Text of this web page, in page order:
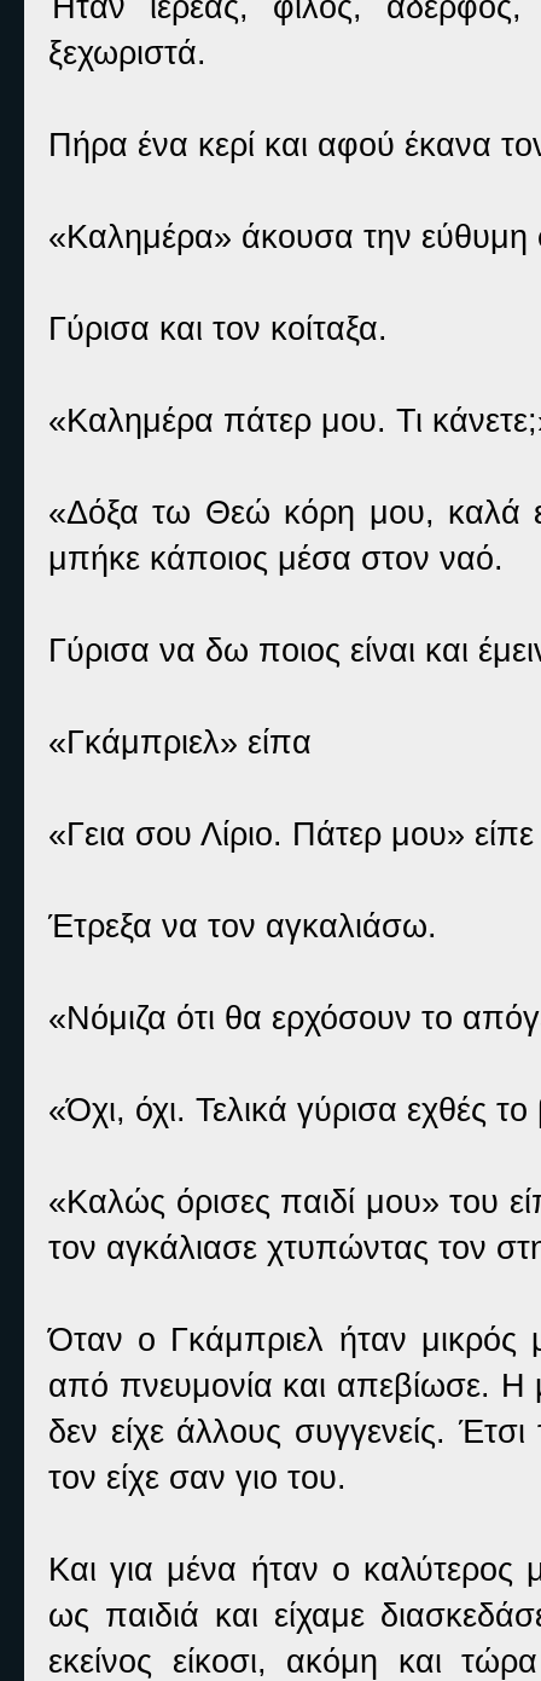
ξεχωριστά.
Πήρα ένα κερί και αφού έκανα
«Καλημέρα» άκουσα την
Γύρισα και τον κοίταξα.
«Καλημέρα πάτερ μου. Τι
«Δόξα τω Θεώ κόρη μου, καλά
μπήκε κάποιος μέσα στον ναό.
Γύρισα να δω ποιος είναι και
«Γκάμπριελ» είπα
«Γεια σου Λίριο. Πάτερ μου»
Έτρεξα να τον αγκαλιάσω.
«Νόμιζα ότι θα ερχόσουν το
«Όχι, όχι. Τελικά γύρισα εχθές
«Καλώς όρισες παιδί μου» του
τον αγκάλιασε χτυπώντας τον
Όταν ο Γκάμπριελ ήταν
από πνευμονία και απεβίωσε. Η
δεν είχε άλλους συγγενείς.
τον είχε σαν γιο του.
Και για μένα ήταν ο καλύτερος
ως παιδιά και είχαμε
εκείνος είκοσι, ακόμη και